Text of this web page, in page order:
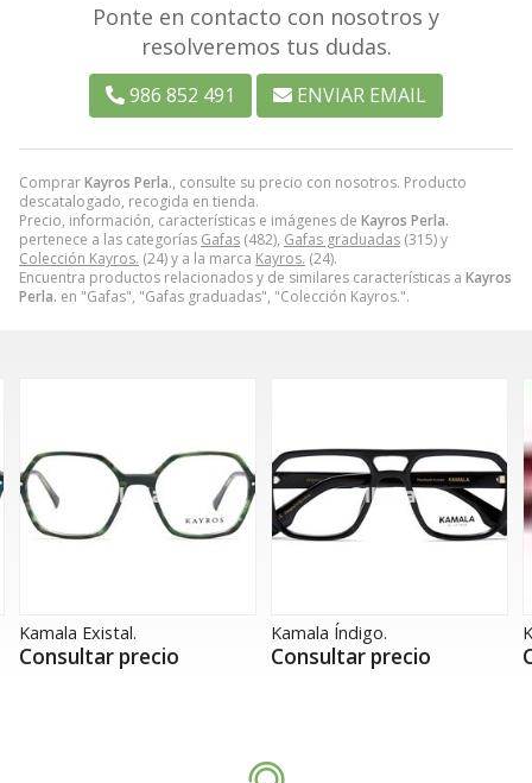
ComprarKayros Perla., consulte su precio con nosotros. Producto
descatalogado, recogida en tienda.
Precio, información, características e imágenes de Kayros Perla.
pertenece a las categorías Gafas (482), Gafas graduadas (315) y
Colección Kayros. (24) y a la marca Kayros. (24).
Encuentra productos relacionados y de similares características a Kayros
Perla. en "Gafas", "Gafas graduadas", "Colección Kayros.".
Ponte en contacto con nosotros y
resolveremos tus dudas.
986 852 491 ENVIAR EMAIL
Kamala Índigo.
Consultar precio
Kayros Aysa.
Consultar precio